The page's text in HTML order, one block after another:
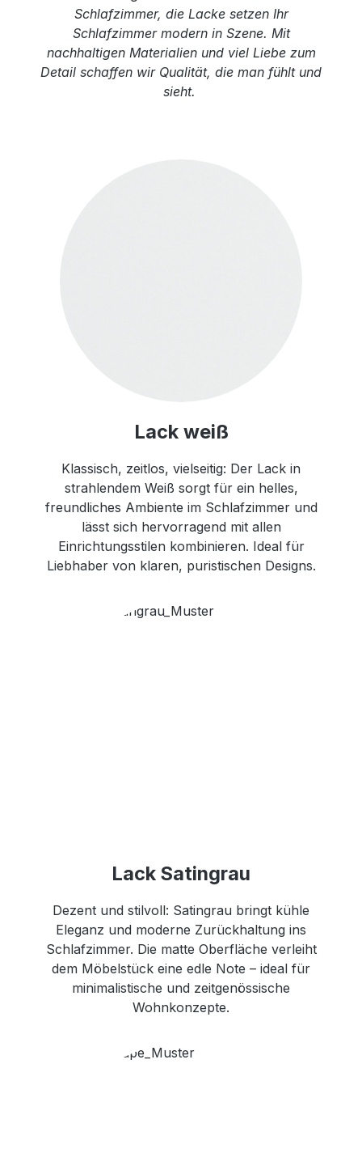
Schlafzimmer, die Lacke setzen Ihr
Schlafzimmer modern in Szene. Mit
nachhaltigen Materialien und viel Liebe zum
Detail schaffen wir Qualität, die man fühlt und
sieht.
Lack weiß
Klassisch, zeitlos, vielseitig: Der Lack in
strahlendem Weiß sorgt für ein helles,
freundliches Ambiente im Schlafzimmer und
lässt sich hervorragend mit allen
Einrichtungsstilen kombinieren. Ideal für
Liebhaber von klaren, puristischen Designs.
Lack Satingrau
Dezent und stilvoll: Satingrau bringt kühle
Eleganz und moderne Zurückhaltung ins
Schlafzimmer. Die matte Oberfläche verleiht
dem Möbelstück eine edle Note – ideal für
minimalistische und zeitgenössische
Wohnkonzepte.